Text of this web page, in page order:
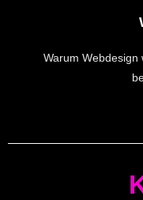
Warum Webdesign